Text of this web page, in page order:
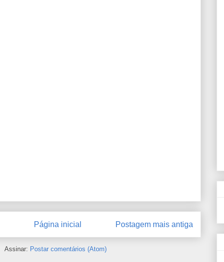
Postagem mais antiga
Página inicial
Assinar: Postar comentários (Atom)